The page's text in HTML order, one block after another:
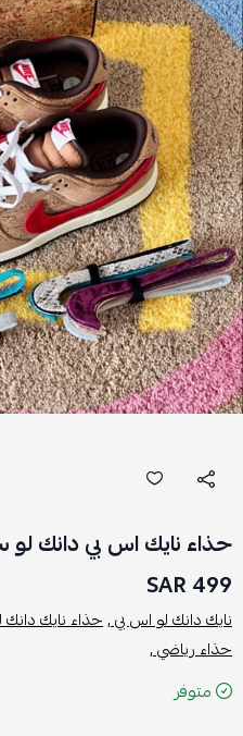
حذاء نايك اس بي دانك
499 SAR
نايك دانك لو اس بي ,حذاء نايك دانك
حذاء رياضي ,
متوفر